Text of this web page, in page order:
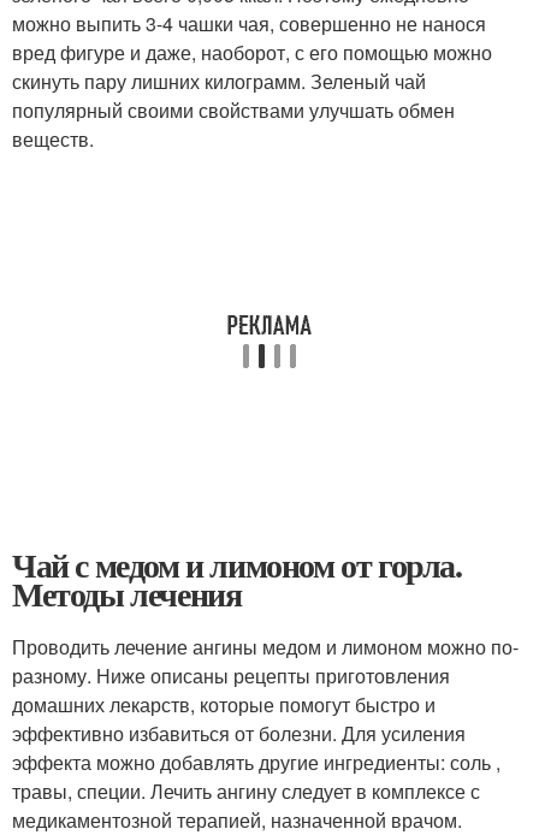
можно выпить 3-4 чашки чая, совершенно не нанося
вред фигуре и даже, наоборот, с его помощью можно
скинуть пару лишних килограмм. Зеленый чай
популярный своими свойствами улучшать обмен
веществ.
Чай с медом и лимоном от горла.
Методы лечения
Проводить лечение ангины медом и лимоном можно по-
разному. Ниже описаны рецепты приготовления
домашних лекарств, которые помогут быстро и
эффективно избавиться от болезни. Для усиления
эффекта можно добавлять другие ингредиенты: соль ,
травы, специи. Лечить ангину следует в комплексе с
медикаментозной терапией, назначенной врачом.